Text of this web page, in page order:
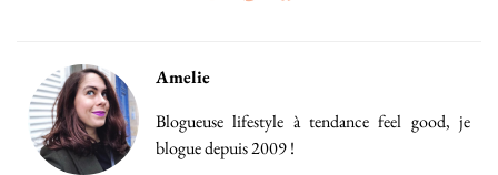
Amelie
Blogueuse lifestyle à tendance feel good, je
blogue depuis 2009 !